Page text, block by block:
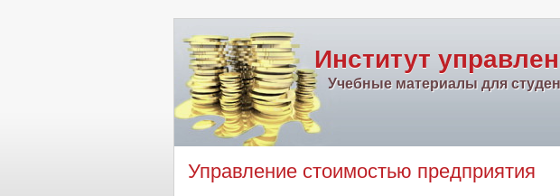
Институт
Учебные материалы для
Управление стоимостью предприятия